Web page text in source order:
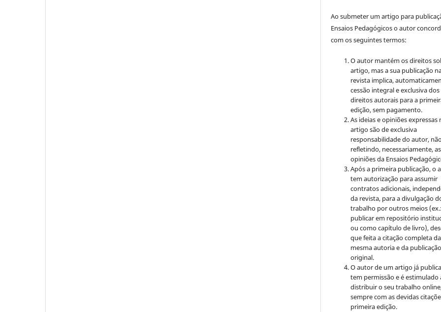
Ao submeter um artigo para
Ensaios Pedagógicos o autor
com os seguintes termos:
O autor mantém os direitos
artigo, mas a sua publicação
revista implica,
cessão integral e exclusiva dos
direitos autorais para a
edição, sem pagamento.
As ideias e opiniões expressas
artigo são de exclusiva
responsabilidade do autor,
refletindo, necessariamente, as
opiniões da Ensaios
Após a primeira publicação, o
tem autorização para assumir
contratos adicionais,
da revista, para a divulgação
trabalho por outros meios (ex.:
publicar em repositório
ou como capítulo de livro),
que feita a citação completa da
mesma autoria e da publicação
original.
O autor de um artigo já
tem permissão e é estimulado
distribuir o seu trabalho
sempre com as devidas
primeira edição.